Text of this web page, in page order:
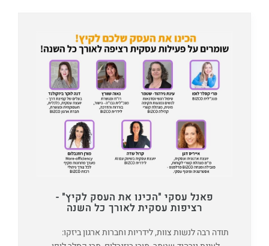
פאנל עסקי "הכינו את העסק לקיץ" -
רציפות עסקית לאורך כל השנה
תודה רבה לנשות צוות, לידריות וחברות ארגון ביזקו: